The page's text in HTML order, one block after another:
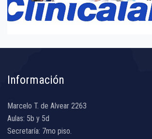
Información
Marcelo T. de Alvear 2263
Aulas: 5b y 5d
Secretaría: 7mo piso.